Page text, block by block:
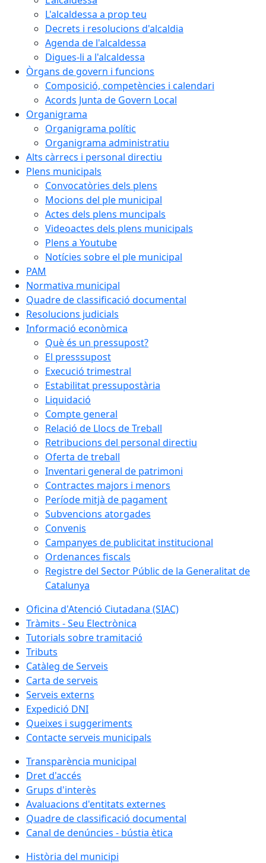
L'alcaldessa a prop teu
Decrets i resolucions d'alcaldia
Agenda de l'alcaldessa
Digues-li a l'alcaldessa
Òrgans de govern i funcions
Composició, competències i calendari
Acords Junta de Govern Local
Organigrama
Organigrama polític
Organigrama administratiu
Alts càrrecs i personal directiu
Plens municipals
Convocatòries dels plens
Mocions del ple municipal
Actes dels plens muncipals
Videoactes dels plens municipals
Plens a Youtube
Notícies sobre el ple municipal
PAM
Normativa municipal
Quadre de classificació documental
Resolucions judicials
Informació econòmica
Què és un pressupost?
El presssupost
Execució trimestral
Estabilitat pressupostària
Liquidació
Compte general
Relació de Llocs de Treball
Retribucions del personal directiu
Oferta de treball
Inventari general de patrimoni
Contractes majors i menors
Període mitjà de pagament
Subvencions atorgades
Convenis
Campanyes de publicitat institucional
Ordenances fiscals
Registre del Sector Públic de la Generalitat de
Catalunya
Oficina d'Atenció Ciutadana (SIAC)
Tràmits - Seu Electrònica
Tutorials sobre tramitació
Tributs
Catàleg de Serveis
Carta de serveis
Serveis externs
Expedició DNI
Queixes i suggeriments
Contacte serveis municipals
Transparència municipal
Dret d'accés
Grups d'interès
Avaluacions d'entitats externes
Quadre de classificació documental
Canal de denúncies - bústia ètica
Història del municipi